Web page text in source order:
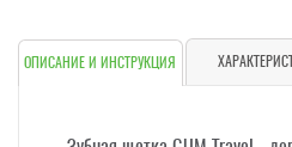
ОПИСАНИЕ И ИНСТРУКЦИЯ